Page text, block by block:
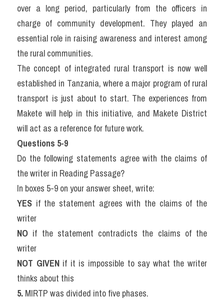
over a long period, particularly from the officers in
charge of community development. They played an
essential role in raising awareness and interest among
the rural communities.
The concept of integrated rural transport is now well
established in Tanzania, where a major program of rural
transport is just about to start. The experiences from
Makete will help in this initiative, and Makete District
will act as a reference for future work.
Questions 5-9
Do the following statements agree with the claims of
the writer in Reading Passage?
In boxes 5-9 on your answer sheet, write:
YES if the statement agrees with the claims of the
writer
NO if the statement contradicts the claims of the
writer
NOT GIVEN if it is impossible to say what the writer
thinks about this
5. MIRTP was divided into five phases.